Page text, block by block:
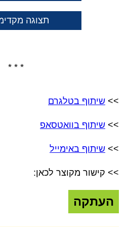
תצוגה
* * *
>> שיתוף בטלגרם
>> שיתוף בוואטסאפ
>> שיתוף באימייל
>> קישור מקוצר לכאן:
העתקה